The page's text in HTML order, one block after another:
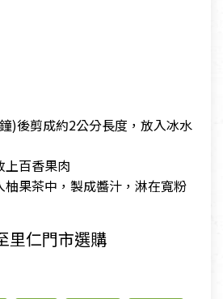
)後剪成約2公分長度，放入冰水
上百香果肉
柚果茶中，製成醬汁，淋在寬粉
里仁門市選購